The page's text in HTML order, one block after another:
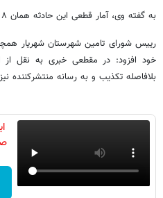
به گفته وی، آمار قطعی این حادثه همان ۸ نفر است.
رییس شورای تامین شهرستان شهریار
بلافاصله تکذیب و به رسانه منتشرکننده